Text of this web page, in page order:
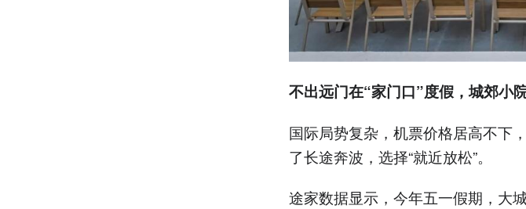
不出远门在“家门口”度假，城郊小
国际局势复杂，机票价格居高不下
了长途奔波，选择“就近放松”。
途家数据显示，今年五一假期，大